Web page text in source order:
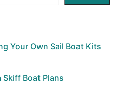
Your Own Sail Boat Kits
Boat Plans